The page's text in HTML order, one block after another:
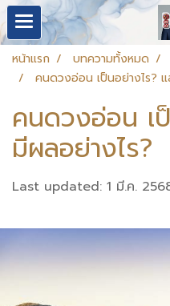
หน้าแรก บทความทั้งหมด
คนดวงอ่อน เป็นอย่างไร?
คนดวงอ่อน เ
มีผลอย่างไร?
Last updated: 1 มี.ค.